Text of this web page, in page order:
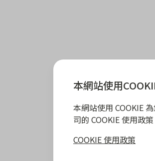
本網站使用
本網站使用 COOKIE
司的 COOKIE 使用政
COOKIE 使用政策